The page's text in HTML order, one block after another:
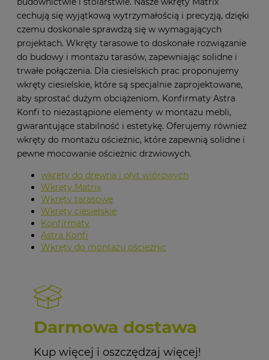
cechują się wyjątkową wytrzymałością i precyzją, dzięki
czemu doskonale sprawdzą się w wymagających
projektach. Wkręty tarasowe to doskonałe rozwiązanie
do budowy i montażu tarasów, zapewniając solidne i
trwałe połączenia. Dla ciesielskich prac proponujemy
wkręty ciesielskie, które są specjalnie zaprojektowane,
aby sprostać dużym obciążeniom. Konfirmaty Astra
Konfi to niezastąpione elementy w montażu mebli,
gwarantujące stabilność i estetykę. Oferujemy również
wkręty do montażu ościeżnic, które zapewnią solidne i
pewne mocowanie ościeżnic drzwiowych.
wkręty do drewna i płyt wiórowych
Wkręty Matrix
Wkręty tarasowe
Wkręty ciesielskie
Konfirmaty
Astra Konfi
Wkręty do montażu ościeżnic
Darmowa dostawa
Kup więcej i oszczędzaj więcej!